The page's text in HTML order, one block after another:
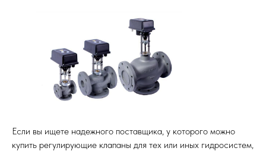
Если вы ищете надежного поставщика, у которого можно
купить регулирующие клапаны для тех или иных гидросистем,